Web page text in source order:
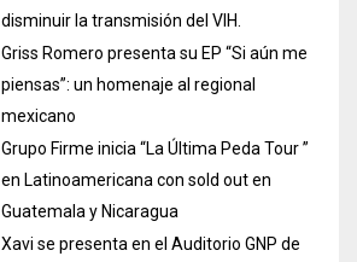
disminuir la transmisión del VIH.
Griss Romero presenta su EP “Si aún me
piensas”: un homenaje al regional
mexicano
Grupo Firme inicia “La Última Peda Tour ”
en Latinoamericana con sold out en
Guatemala y Nicaragua
Xavi se presenta en el Auditorio GNP de